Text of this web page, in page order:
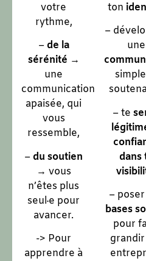
votre
rythme,
– de la
sérénité →
une
communication
apaisée, qui
vous
ressemble,
– du soutien
→ vous
n’êtes plus
seul·e pour
avancer.
-> Pour
apprendre à
ton
–
une
– te
dans
–
bases
pour